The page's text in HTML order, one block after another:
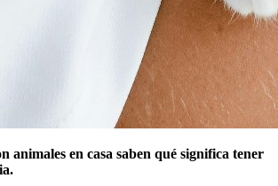
animales en casa saben qué significa tener